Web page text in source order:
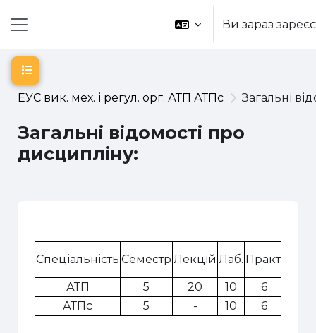
Ви зараз
ЕУС вик. мех. і регул. орг. АТП АТПс Загальні
Загальні відомості про
дисципліну:
Відкритий покажчик курсу
Схема розділу
Спеціальність Семестр Лекцій Лаб. Практ.
АТП 5 20 10 6
АТПс
5 - 10 6